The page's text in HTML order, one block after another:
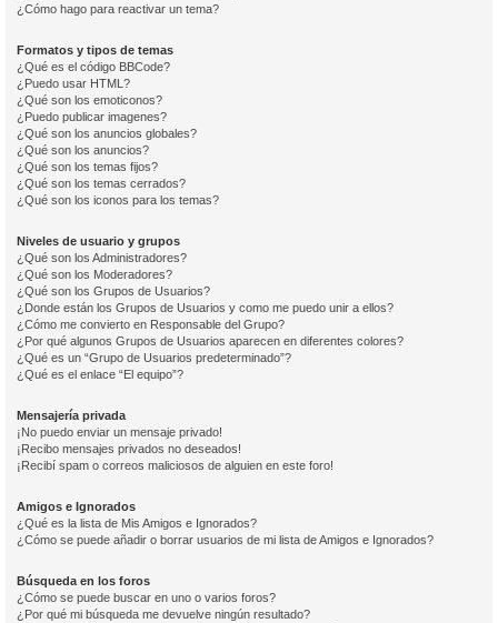
¿Cómo hago para reactivar un tema?
Formatos y tipos de temas
¿Qué es el código BBCode?
¿Puedo usar HTML?
¿Qué son los emoticonos?
¿Puedo publicar imagenes?
¿Qué son los anuncios globales?
¿Qué son los anuncios?
¿Qué son los temas fijos?
¿Qué son los temas cerrados?
¿Qué son los iconos para los temas?
Niveles de usuario y grupos
¿Qué son los Administradores?
¿Qué son los Moderadores?
¿Qué son los Grupos de Usuarios?
¿Donde están los Grupos de Usuarios y como me puedo unir a ellos?
¿Cómo me convierto en Responsable del Grupo?
¿Por qué algunos Grupos de Usuarios aparecen en diferentes colores?
¿Qué es un “Grupo de Usuarios predeterminado”?
¿Qué es el enlace “El equipo”?
Mensajería privada
¡No puedo enviar un mensaje privado!
¡Recibo mensajes privados no deseados!
¡Recibí spam o correos maliciosos de alguien en este foro!
Amigos e Ignorados
¿Qué es la lista de Mis Amigos e Ignorados?
¿Cómo se puede añadir o borrar usuarios de mi lista de Amigos e Ignorados?
Búsqueda en los foros
¿Cómo se puede buscar en uno o varios foros?
¿Por qué mi búsqueda me devuelve ningún resultado?